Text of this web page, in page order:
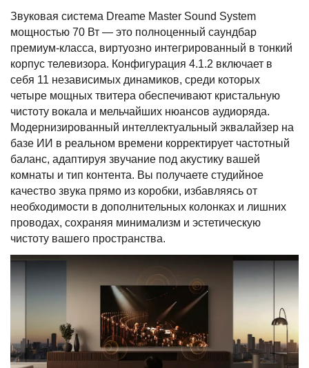
Звуковая система Dreame Master Sound System
мощностью 70 Вт — это полноценный саундбар
премиум-класса, виртуозно интегрированный в тонкий
корпус телевизора. Конфигурация 4.1.2 включает в
себя 11 независимых динамиков, среди которых
четыре мощных твитера обеспечивают кристальную
чистоту вокала и мельчайших нюансов аудиоряда.
Модернизированный интеллектуальный эквалайзер на
базе ИИ в реальном времени корректирует частотный
баланс, адаптируя звучание под акустику вашей
комнаты и тип контента. Вы получаете студийное
качество звука прямо из коробки, избавляясь от
необходимости в дополнительных колонках и лишних
проводах, сохраняя минимализм и эстетическую
чистоту вашего пространства.